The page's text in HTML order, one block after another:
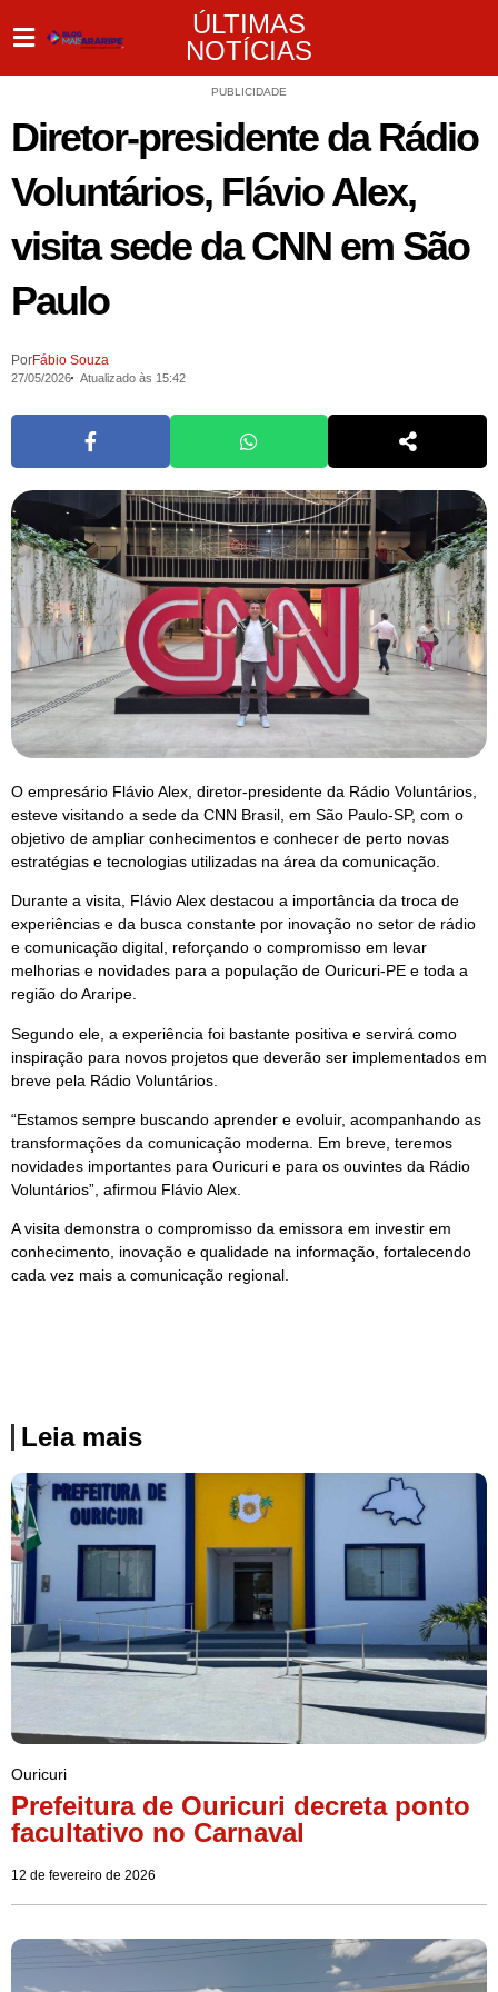
ÚLTIMAS
NOTÍCIAS
PUBLICIDADE
Diretor-presidente da Rádio
Voluntários, Flávio Alex,
visita sede da CNN em São
Paulo
PorFábio Souza
27/05/2026 Atualizado às 15:42
O empresário Flávio Alex, diretor-presidente da Rádio Voluntários,
esteve visitando a sede da CNN Brasil, em São Paulo-SP, com o
objetivo de ampliar conhecimentos e conhecer de perto novas
estratégias e tecnologias utilizadas na área da comunicação.
Durante a visita, Flávio Alex destacou a importância da troca de
experiências e da busca constante por inovação no setor de rádio
e comunicação digital, reforçando o compromisso em levar
melhorias e novidades para a população de Ouricuri-PE e toda a
região do Araripe.
Segundo ele, a experiência foi bastante positiva e servirá como
inspiração para novos projetos que deverão ser implementados em
breve pela Rádio Voluntários.
“Estamos sempre buscando aprender e evoluir, acompanhando as
transformações da comunicação moderna. Em breve, teremos
novidades importantes para Ouricuri e para os ouvintes da Rádio
Voluntários”, afirmou Flávio Alex.
A visita demonstra o compromisso da emissora em investir em
conhecimento, inovação e qualidade na informação, fortalecendo
cada vez mais a comunicação regional.
Leia mais
Ouricuri
Prefeitura de Ouricuri decreta ponto
facultativo no Carnaval
12 de fevereiro de 2026